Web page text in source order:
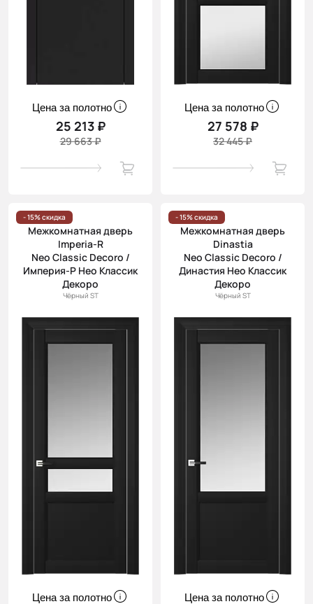
Цена за полотно
25 213 ₽
29 663 ₽
Цена за полотно
27 578 ₽
32 445 ₽
- 15% скидка
Межкомнатная дверь
Imperia-R
Neo Classic Decoro /
Империя-Р Нео Классик
Декоро
Чёрный ST
Цена за полотно
- 15% скидка
Межкомнатная дверь
Dinastia
Neo Classic Decoro /
Династия Нео Классик
Декоро
Чёрный ST
Цена за полотно